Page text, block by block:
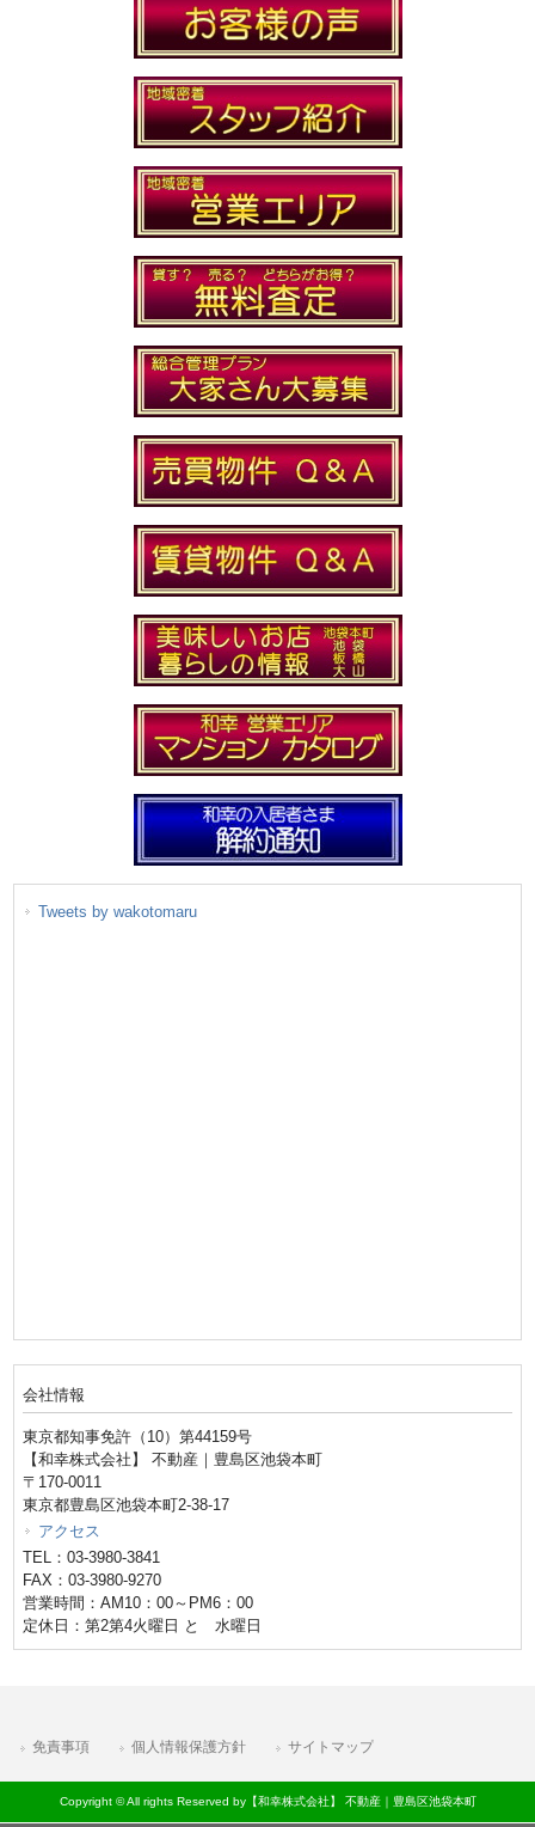
Tweets by wakotomaru
会社情報
東京都知事免許（10）第44159号
【和幸株式会社】 不動産｜豊島区池袋本町
〒170-0011
東京都豊島区池袋本町2-38-17
アクセス
TEL：03-3980-3841
FAX：03-3980-9270
営業時間：AM10：00～PM6：00
定休日：第2第4火曜日 と 水曜日
免責事項 個人情報保護方針 サイトマップ
Copyright © All rights Reserved by【和幸株式会社】 不動産｜豊島区池袋本町